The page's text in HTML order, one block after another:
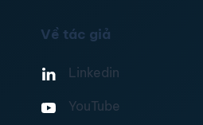
Về tác giả
Linkedin
YouTube